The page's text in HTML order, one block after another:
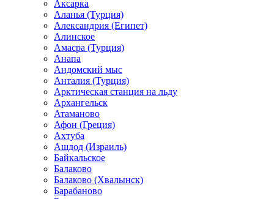
Аксарка
Аланья (Турция)
Александрия (Египет)
Алинское
Амасра (Турция)
Анапа
Андомский мыс
Анталия (Турция)
Арктическая станция на льду
Архангельск
Атаманово
Афон (Греция)
Ахтуба
Ашдод (Израиль)
Байкальское
Балаково
Балаково (Хвалынск)
Барабаново